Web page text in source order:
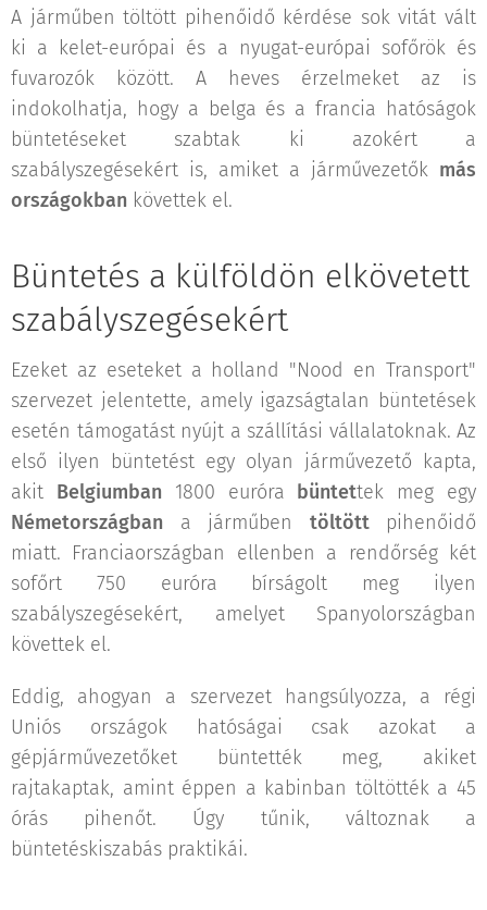
A járműben töltött pihenőidő kérdése sok vitát vált
ki a kelet-európai és a nyugat-európai sofőrök és
fuvarozók között. A heves érzelmeket az is
indokolhatja, hogy a belga és a francia hatóságok
büntetéseket szabtak ki azokért a
szabályszegésekért is, amiket a járművezetők más
országokban követtek el.
Büntetés a külföldön elkövetett
szabályszegésekért
Ezeket az eseteket a holland "Nood en Transport"
szervezet jelentette, amely igazságtalan büntetések
esetén támogatást nyújt a szállítási vállalatoknak. Az
első ilyen büntetést egy olyan járművezető kapta,
akit Belgiumban1800 euróra büntettek meg egy
Németországban a járműben töltöttpihenőidő
miatt. Franciaországban ellenben a rendőrség két
sofőrt 750 euróra bírságolt meg ilyen
szabályszegésekért, amelyet Spanyolországban
követtek el.
Eddig, ahogyan a szervezet hangsúlyozza, a régi
Uniós országok hatóságai csak azokat a
gépjárművezetőket büntették meg, akiket
rajtakaptak, amint éppen a kabinban töltötték a 45
órás pihenőt. Úgy tűnik, változnak a
büntetéskiszabás praktikái.